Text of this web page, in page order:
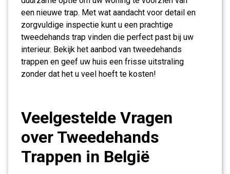
een nieuwe trap. Met wat aandacht voor detail en
zorgvuldige inspectie kunt u een prachtige
tweedehands trap vinden die perfect past bij uw
interieur. Bekijk het aanbod van tweedehands
trappen en geef uw huis een frisse uitstraling
zonder dat het u veel hoeft te kosten!
Veelgestelde Vragen
over Tweedehands
Trappen in België